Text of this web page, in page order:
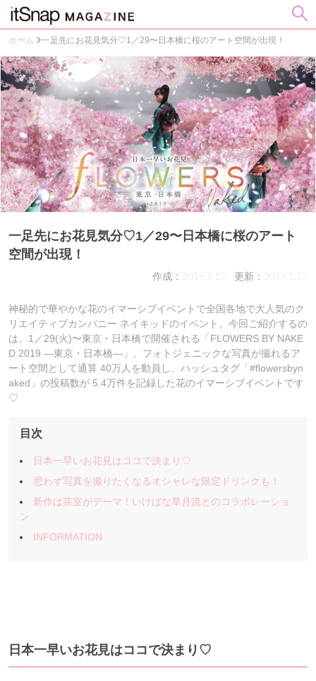
ホーム 一足先にお花見気分♡1／29〜日本橋に桜のアート空間が出現！
一足先にお花見気分♡1／29〜日本橋に桜のアート
空間が出現！
作成：2019.1.12 更新：2019.1.12
神秘的で華やかな花のイマーシブイベントで全国各地で大人気のク
リエイティブカンパニー ネイキッドのイベント。今回ご紹介するの
は、1／29(火)〜東京・日本橋で開催される「FLOWERS BY NAKE
D 2019 ―東京・日本橋―」。フォトジェニックな写真が撮れるア
ート空間として通算 40万人を動員し、ハッシュタグ「#flowersbyn
aked」の投稿数が 5.4万件を記録した花のイマーシブイベントです
♡
目次
日本一早いお花見はココで決まり♡
思わず写真を撮りたくなるオシャレな限定ドリンクも！
新作は茶室がデーマ！いけばな草月流とのコラボレーショ
ン
INFORMATION
日本一早いお花見はココで決まり♡